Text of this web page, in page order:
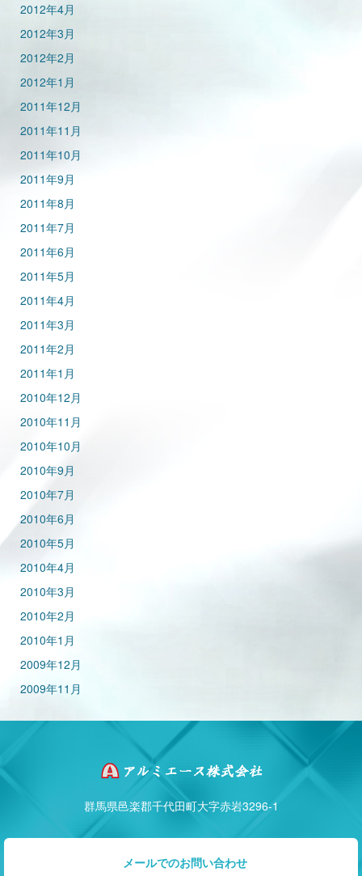
2012年4月
2012年3月
2012年2月
2012年1月
2011年12月
2011年11月
2011年10月
2011年9月
2011年8月
2011年7月
2011年6月
2011年5月
2011年4月
2011年3月
2011年2月
2011年1月
2010年12月
2010年11月
2010年10月
2010年9月
2010年7月
2010年6月
2010年5月
2010年4月
2010年3月
2010年2月
2010年1月
2009年12月
2009年11月
群馬県邑楽郡千代田町大字赤岩3296-1
メールでのお問い合わせ